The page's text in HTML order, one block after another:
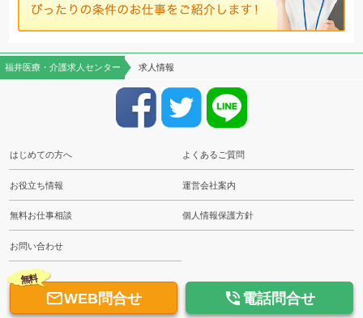
福井医療・介護求人センター 求人情報
はじめての方へ よくあるご質問
お役立ち情報 運営会社案内
無料お仕事相談 個人情報保護方針
お問い合わせ
無料
WEB問合せ  電話問合せ